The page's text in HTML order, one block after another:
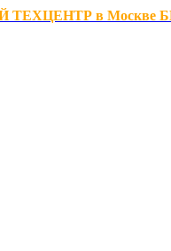
в Москве